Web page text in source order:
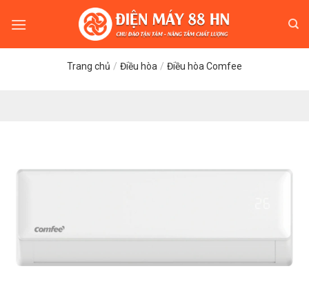
Trang chủ / Điều hòa / Điều hòa Comfee